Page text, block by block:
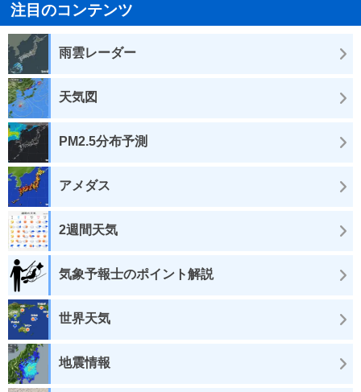
注目のコンテンツ
雨雲レーダー
天気図
PM2.5分布予測
アメダス
2週間天気
気象予報士のポイント解説
世界天気
地震情報